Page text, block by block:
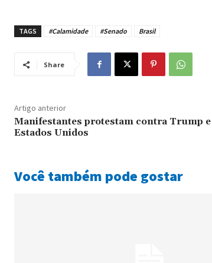
TAGS #Calamidade #Senado Brasil
Share
Artigo anterior
Manifestantes protestam contra Trump
Estados Unidos
Você também pode gostar